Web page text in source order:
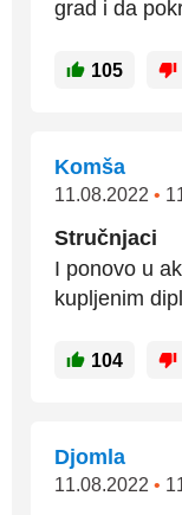
grad i da
105
Komša
11.08.2022 •
Stručnjaci
I ponovo u
kupljenim
104
Djomla
11.08.2022 •